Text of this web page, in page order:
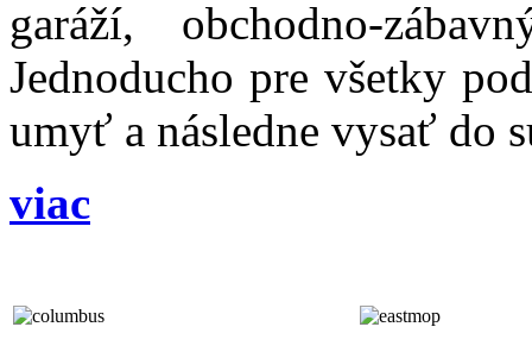
garáží, obchodno-
Jednoducho pre všetky
umyť a následne vysať do
viac